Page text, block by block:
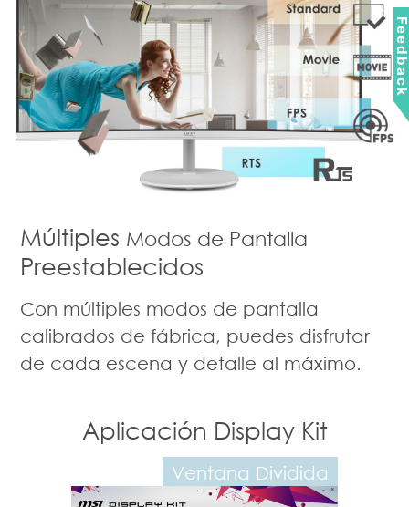
Múltiples Modos de Pantalla
Preestablecidos
Con múltiples modos de pantalla
calibrados de fábrica, puedes disfrutar
de cada escena y detalle al máximo.
Kit Aplicación Display Kit
Ajuste de Modo de Color